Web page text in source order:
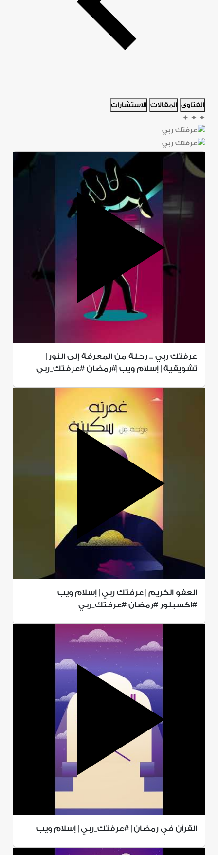
الفتاوى المقالات الاستشارات
✦
✦
✦
عرفتك ربي .. رحلة من المعرفة إلى النور |
تشويقية | إسلام ويب |#رمضان #عرفتك_ربي
العفو الكريم | عرفتك ربي | إسلام ويب
#اكسبلور #رمضان #عرفتك_ربي
القرآن في رمضان | #عرفتك_ربي | إسلام ويب